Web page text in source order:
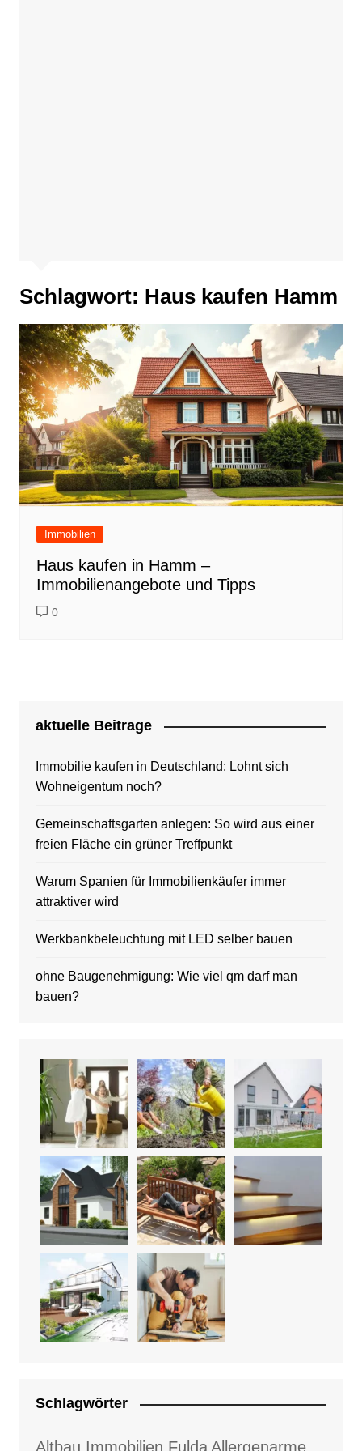
Schlagwort: Haus kaufen Hamm
Immobilien
Haus kaufen in Hamm –
Immobilienangebote und Tipps
0
aktuelle Beitrage
Immobilie kaufen in Deutschland: Lohnt sich
Wohneigentum noch?
Gemeinschaftsgarten anlegen: So wird aus einer
freien Fläche ein grüner Treffpunkt
Warum Spanien für Immobilienkäufer immer
attraktiver wird
Werkbankbeleuchtung mit LED selber bauen
ohne Baugenehmigung: Wie viel qm darf man
bauen?
Schlagwörter
Altbau Immobilien Fulda Allergenarme